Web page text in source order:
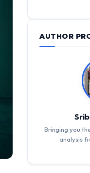
AUTHOR
Bringing you
analysis